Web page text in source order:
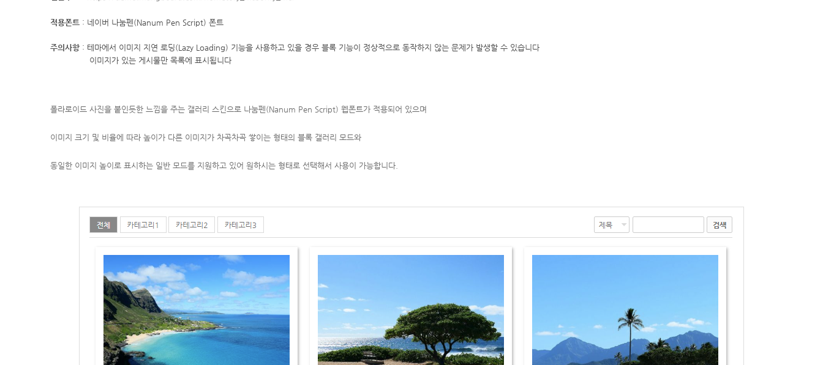
적용폰트 : 네이버 나눔펜(Nanum Pen Script) 폰트
주의사항 : 테마에서 이미지 지연 로딩(Lazy Loading) 기능을 사용하고 있을 경우 블록 기능이 정상적으로 동작하지 않는 문제가 발생할 수 있습니다
이미지가 있는 게시물만 목록에 표시됩니다
폴라로이드 사진을 붙인듯한 느낌을 주는 갤러리 스킨으로 나눔펜(Nanum Pen Script) 웹폰트가 적용되어 있으며
이미지 크기 및 비율에 따라 높이가 다른 이미지가 차곡차곡 쌓이는 형태의 블록 갤러리 모드와
동일한 이미지 높이로 표시하는 일반 모드를 지원하고 있어 원하시는 형태로 선택해서 사용이 가능합니다.